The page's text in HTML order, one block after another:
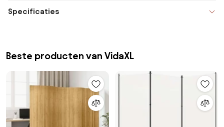
Specificaties
Beste producten van VidaXL